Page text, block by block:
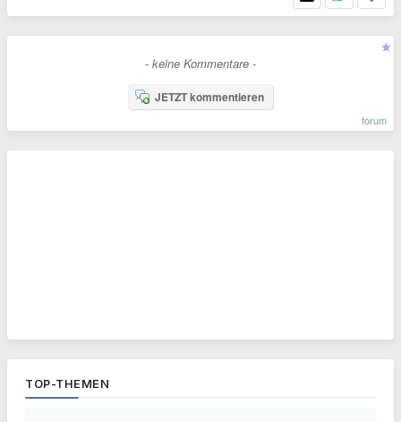
- keine Kommentare -
JETZT kommentieren
forum
TOP-THEMEN